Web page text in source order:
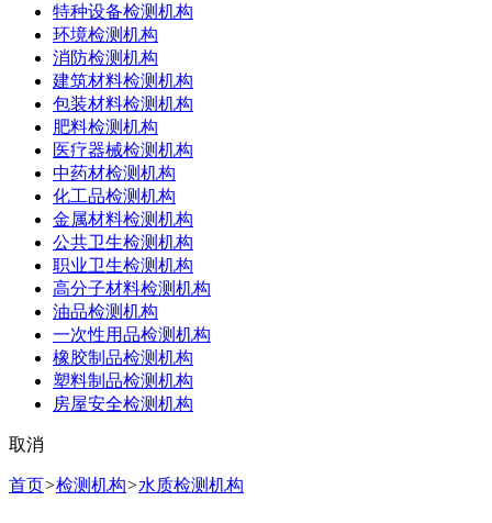
特种设备检测机构
环境检测机构
消防检测机构
建筑材料检测机构
包装材料检测机构
肥料检测机构
医疗器械检测机构
中药材检测机构
化工品检测机构
金属材料检测机构
公共卫生检测机构
职业卫生检测机构
高分子材料检测机构
油品检测机构
一次性用品检测机构
橡胶制品检测机构
塑料制品检测机构
房屋安全检测机构
取消
首页>检测机构>水质检测机构